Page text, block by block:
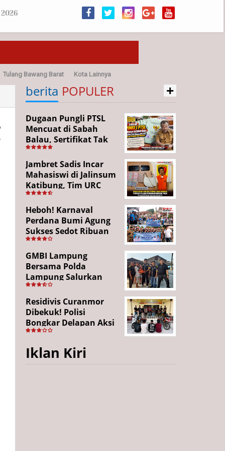
Tulang Bawang Barat Kota Lainnya
berita POPULER +
Dugaan Pungli PTSL
Mencuat di Sabah
Balau, Sertifikat Tak
Kunjung Diterima,
Warga Tempuh Jalur
Hukum
Jambret Sadis Incar
Mahasiswi di Jalinsum
Katibung, Tim URC
Ringkus Pelaku dan
Sita Barang Bukti
Heboh! Karnaval
Perdana Bumi Agung
Sukses Sedot Ribuan
Penonton, Enam
Lingkungan Tampil All
Out
GMBI Lampung
Bersama Polda
Lampung Salurkan
Puluhan Paket
Sembako di
Bakauheni, Wujud
Kepedulian Sambut
HUT RI ke-81
Residivis Curanmor
Dibekuk! Polisi
Bongkar Delapan Aksi
Pencurian di
Pelaku Ditangkap
Iklan Kiri